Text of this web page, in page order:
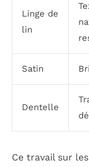
Linge de
lin
Satin
Dentelle
Ce travail sur